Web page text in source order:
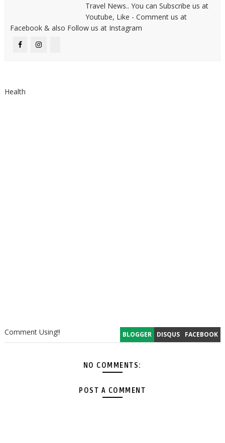
Travel News.. You can Subscribe us at
Youtube, Like - Comment us at
Facebook & also Follow us at Instagram
Health
BLOGGER DISQUS FACEBOOK
Comment Using!!
NO COMMENTS:
POST A COMMENT